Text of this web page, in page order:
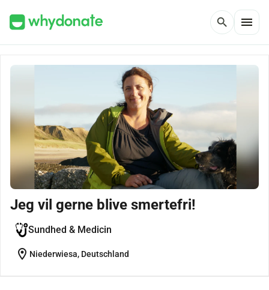
search menu
Jeg vil gerne blive smertefri!
Sundhed & Medicin
location_on Niederwiesa, Deutschland